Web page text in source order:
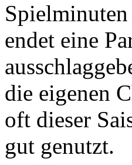
Spielminuten
endet eine
die eigenen
oft dieser
gut genutzt.